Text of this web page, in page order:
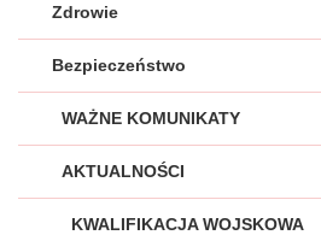
Zdrowie
Bezpieczeństwo
WAŻNE KOMUNIKATY
AKTUALNOŚCI
KWALIFIKACJA WOJSKOWA